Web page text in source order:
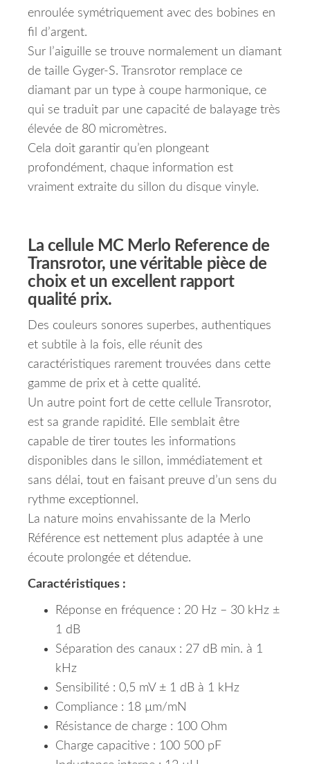
enroulée symétriquement avec des bobines en
fil d’argent.
Sur l’aiguille se trouve normalement un diamant
de taille Gyger-S. Transrotor remplace ce
diamant par un type à coupe harmonique, ce
qui se traduit par une capacité de balayage très
élevée de 80 micromètres.
Cela doit garantir qu’en plongeant
profondément, chaque information est
vraiment extraite du sillon du disque vinyle.
La cellule MC Merlo Reference de
Transrotor, une véritable pièce de
choix et un excellent rapport
qualité prix.
Des couleurs sonores superbes, authentiques
et subtile à la fois, elle réunit des
caractéristiques rarement trouvées dans cette
gamme de prix et à cette qualité.
Un autre point fort de cette cellule Transrotor,
est sa grande rapidité. Elle semblait être
capable de tirer toutes les informations
disponibles dans le sillon, immédiatement et
sans délai, tout en faisant preuve d’un sens du
rythme exceptionnel.
La nature moins envahissante de la Merlo
Référence est nettement plus adaptée à une
écoute prolongée et détendue.
Caractéristiques :
Réponse en fréquence : 20 Hz – 30 kHz ±
1 dB
Séparation des canaux : 27 dB min. à 1
kHz
Sensibilité : 0,5 mV ± 1 dB à 1 kHz
Compliance : 18 µm/mN
Résistance de charge : 100 Ohm
Charge capacitive : 100 500 pF